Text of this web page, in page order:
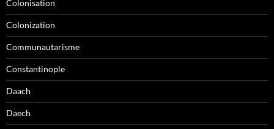
Colonisation
Colonization
Communautarisme
Constantinople
Daach
Daech